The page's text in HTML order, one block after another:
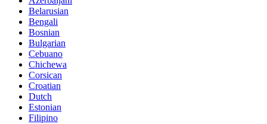
Belarusian
Bengali
Bosnian
Bulgarian
Cebuano
Chichewa
Corsican
Croatian
Dutch
Estonian
Filipino